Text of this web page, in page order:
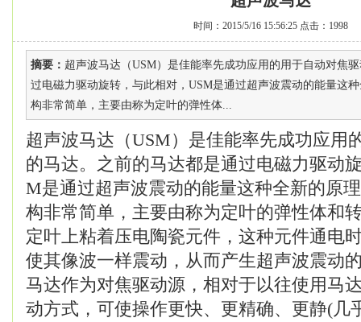
时间：2015/5/16 15:56:25 点击：1998
摘要： 超声波马达（USM）是佳能率先成功应用的用于自动对焦
过电磁力驱动旋转，与此相对，USM是通过超声波震动的能量这
构非常简单，主要由称为定叶的弹性体...
超声波马达（USM）是佳能率先成功应用
的马达。之前的马达都是通过电磁力驱动
M是通过超声波震动的能量这种全新的原
构非常简单，主要由称为定叶的弹性体和
定叶上粘着压电陶瓷元件，这种元件通电
使其像波一样震动，从而产生超声波震动
马达作为对焦驱动源，相对于以往使用马
动方式，可使操作更快、更精确、更静(几